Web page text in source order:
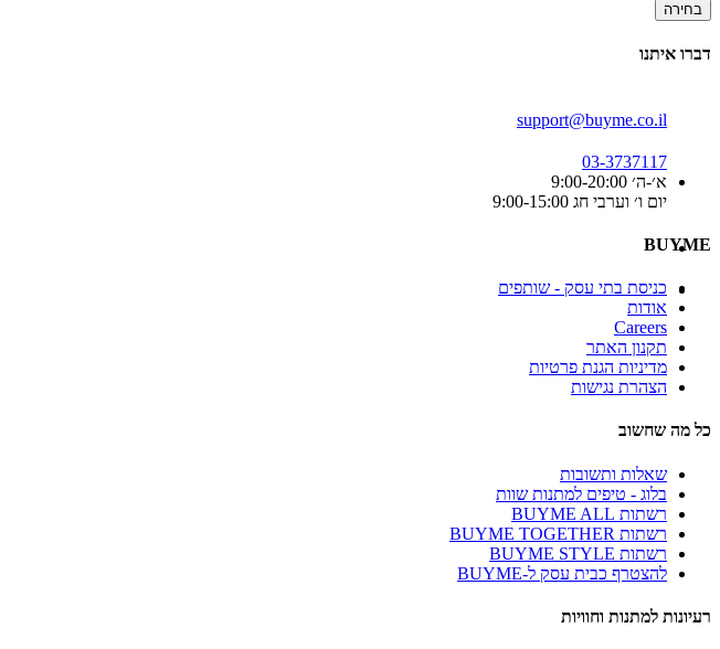
בחירה
דברו איתנו
support@buyme.co.il
03-3737117
א׳-ה׳ 9:00-20:00
יום ו׳ וערבי חג 9:00-15:00
BUYME
כניסת בתי עסק - שותפים
אודות
Careers
תקנון האתר
מדיניות הגנת פרטיות
הצהרת נגישות
כל מה שחשוב
שאלות ותשובות
בלוג - טיפים למתנות שוות
רשתות BUYME ALL
רשתות BUYME TOGETHER
רשתות BUYME STYLE
להצטרף כבית עסק ל-BUYME
רעיונות למתנות וחוויות